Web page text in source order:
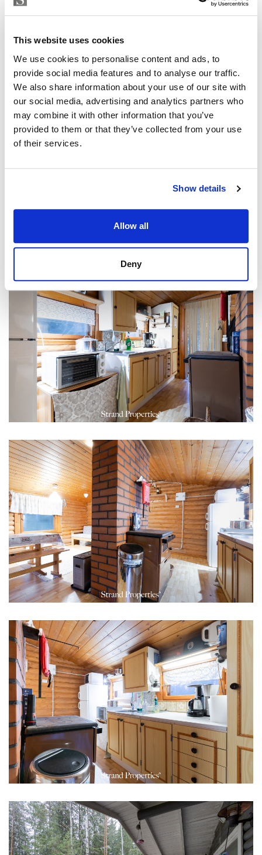
This website uses cookies
We use cookies to personalise content and ads, to
provide social media features and to analyse our traffic.
We also share information about your use of our site with
our social media, advertising and analytics partners who
may combine it with other information that you’ve
provided to them or that they’ve collected from your use
of their services.
Show details
Allow all
Deny